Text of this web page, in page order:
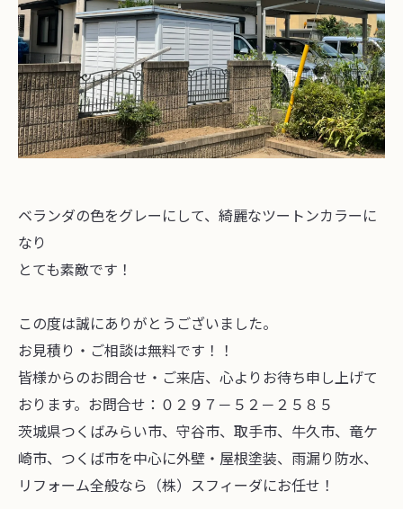
ベランダの色をグレーにして、綺麗なツートンカラーに
なり
とても素敵です！
この度は誠にありがとうございました。
お見積り・ご相談は無料です！！
皆様からのお問合せ・ご来店、心よりお待ち申し上げて
おります。お問合せ：０２９７－５２－２５８５
茨城県つくばみらい市、守谷市、取手市、牛久市、竜ケ
崎市、つくば市を中心に外壁・屋根塗装、雨漏り防水、
リフォーム全般なら（株）スフィーダにお任せ！